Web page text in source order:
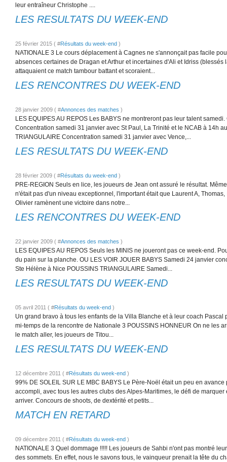
leur entraîneur Christophe ....
LES RESULTATS DU WEEK-END
25 février 2015 ( #Résultats du week-end )
NATIONALE 3 Le cours déplacement à Cagnes ne s'annonçait pas facile
absences certaines de Dragan et Arthur et incertaines d'Ali et Idriss (blessés
attaquaient ce match tambour battant et scoraient...
LES RENCONTRES DU WEEK-END
28 janvier 2009 ( #Annonces des matches )
LES EQUIPES AU REPOS Les BABYS ne montreront pas leur talent
Concentration samedi 31 janvier avec St Paul, La Trinité et le NCAB à 14h
TRIANGULAIRE Concentration samedi 31 janvier avec Vence,...
LES RESULTATS DU WEEK-END
28 février 2009 ( #Résultats du week-end )
PRE-REGION Seuls en lice, les joueurs de Jean ont assuré le résultat.
n'était pas d'un niveau exceptionnel, l'important était que Laurent A,
Olivier ramènent une victoire dans notre...
LES RENCONTRES DU WEEK-END
22 janvier 2009 ( #Annonces des matches )
LES EQUIPES AU REPOS Seuls les MINIS ne joueront pas ce week-end.
du pain sur la planche. OU LES VOIR JOUER BABYS Samedi 24 janvier
Ste Hélène à Nice POUSSINS TRIANGULAIRE Samedi...
LES RESULTATS DU WEEK-END
05 avril 2011 ( #Résultats du week-end )
Un grand bravo à tous les enfants de la Villa Blanche et à leur coach Pascal
mi-temps de la rencontre de Nationale 3 POUSSINS HONNEUR On ne les
le match aller, les joueurs de Titou...
LES RESULTATS DU WEEK-END
12 décembre 2011 ( #Résultats du week-end )
99% DE SOLEIL SUR LE MBC BABYS Le Père-Noël était un peu en
accompli, avec tous les autres clubs des Alpes-Maritimes, le défi de
arriver. Concours de shoots, de dextérité et petits...
MATCH EN RETARD
09 décembre 2011 ( #Résultats du week-end )
NATIONALE 3 Quel dommage !!!!! Les joueurs de Sahbi n'ont pas montré
des sommets. En effet, nous le savons tous, le vainqueur prenait la tête du